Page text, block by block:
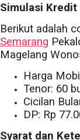
Simulasi Kredit
Berikut adalah
Semarang
Magelang
Harga
Tenor: 60
Cicilan
DP: Rp
Syarat dan